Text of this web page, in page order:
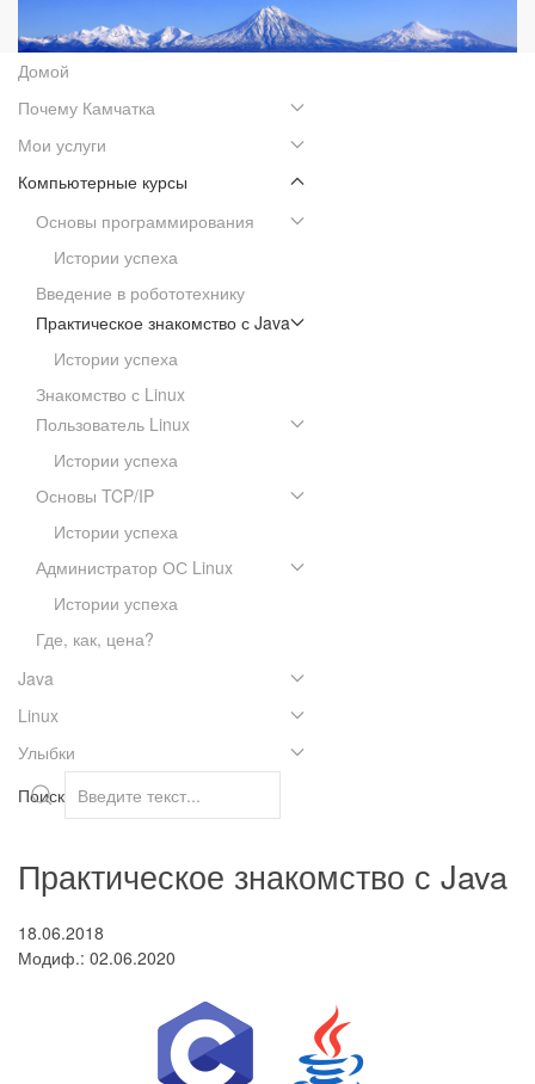
Практическое знакомство с Java
18.06.2018
Модиф.: 02.06.2020
Домой
Почему Камчатка
Мои услуги
Компьютерные курсы
Основы программирования
Истории успеха
Введение в робототехнику
Практическое знакомство с Java
Истории успеха
Знакомство с Linux
Пользователь Linux
Истории успеха
Основы TCP/IP
Истории успеха
Администратор ОС Linux
Истории успеха
Где, как, цена?
Java
Linux
Улыбки
Поиск